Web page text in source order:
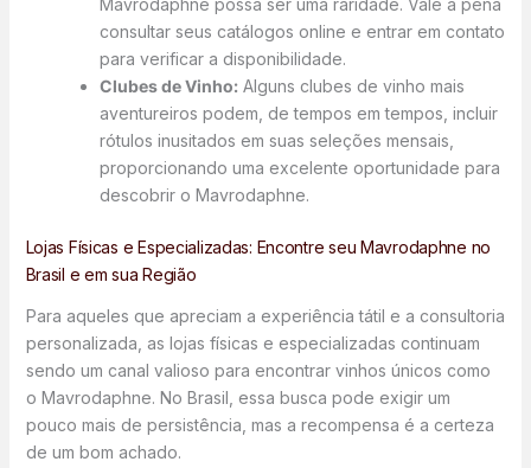
Mavrodaphne possa ser uma raridade. Vale a pena
consultar seus catálogos online e entrar em contato
para verificar a disponibilidade.
Clubes de Vinho:Alguns clubes de vinho mais
aventureiros podem, de tempos em tempos, incluir
rótulos inusitados em suas seleções mensais,
proporcionando uma excelente oportunidade para
descobrir o Mavrodaphne.
Lojas Físicas e Especializadas: Encontre seu Mavrodaphne no
Brasil e em sua Região
Para aqueles que apreciam a experiência tátil e a consultoria
personalizada, as lojas físicas e especializadas continuam
sendo um canal valioso para encontrar vinhos únicos como
o Mavrodaphne. No Brasil, essa busca pode exigir um
pouco mais de persistência, mas a recompensa é a certeza
de um bom achado.